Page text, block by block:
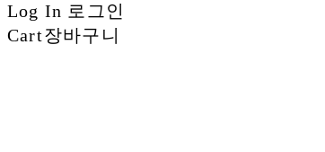
Log In 로그인
Cart장바구니